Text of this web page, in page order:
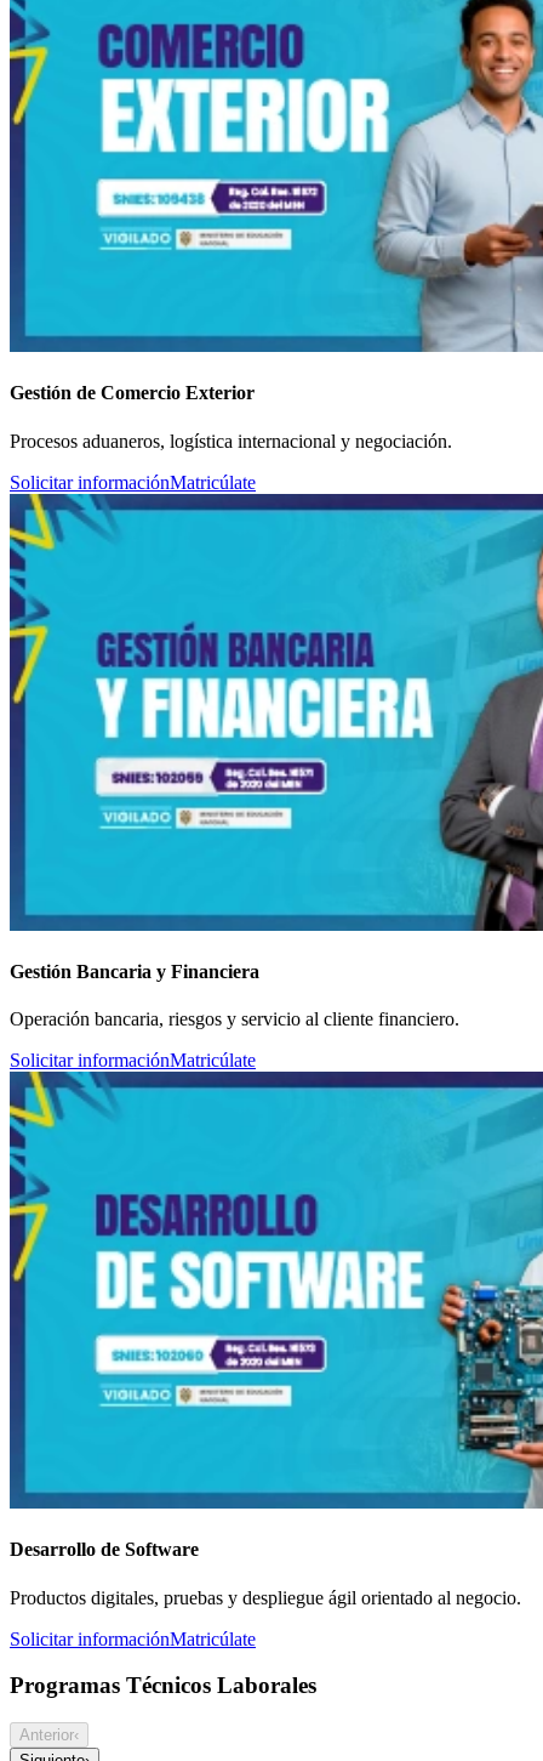
Gestión de Comercio Exterior
Procesos aduaneros, logística internacional y negociación.
Solicitar informaciónMatricúlate
Gestión Bancaria y Financiera
Operación bancaria, riesgos y servicio al cliente financiero.
Solicitar informaciónMatricúlate
Desarrollo de Software
Productos digitales, pruebas y despliegue ágil orientado al negocio.
Solicitar informaciónMatricúlate
Programas Técnicos Laborales
Anterior‹